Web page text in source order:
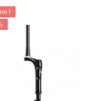
!